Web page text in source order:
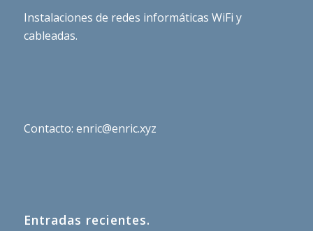
Instalaciones de redes informáticas WiFi y
cableadas.
Contacto: enric@enric.xyz
Entradas recientes.